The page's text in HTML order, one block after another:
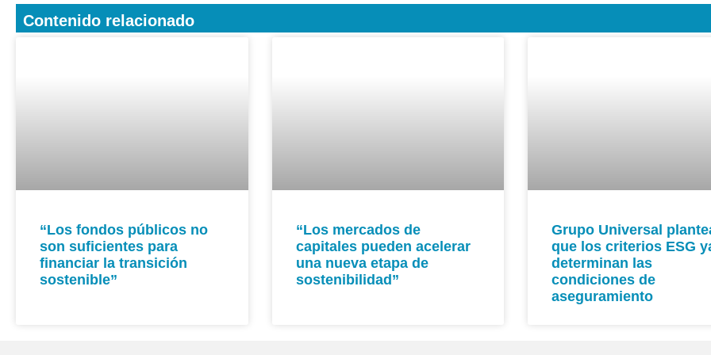
Contenido relacionado
“Los fondos públicos no
son suficientes para
financiar la transición
sostenible”
“Los mercados de
capitales pueden acelerar
una nueva etapa de
sostenibilidad”
Grupo Universal
que los criterios ESG
determinan las
condiciones de
aseguramiento